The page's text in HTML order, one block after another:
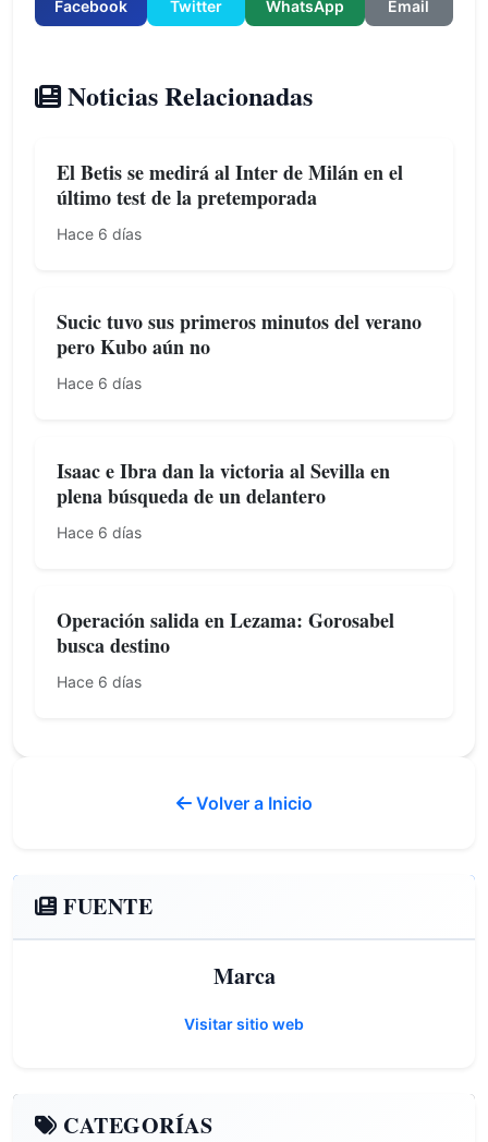
Facebook Twitter WhatsApp Email
Noticias Relacionadas
El Betis se medirá al Inter de Milán en el
último test de la pretemporada
Hace 6 días
Sucic tuvo sus primeros minutos del verano
pero Kubo aún no
Hace 6 días
Isaac e Ibra dan la victoria al Sevilla en
plena búsqueda de un delantero
Hace 6 días
Operación salida en Lezama: Gorosabel
busca destino
Hace 6 días
Volver a Inicio
FUENTE
Marca
Visitar sitio web
CATEGORÍAS